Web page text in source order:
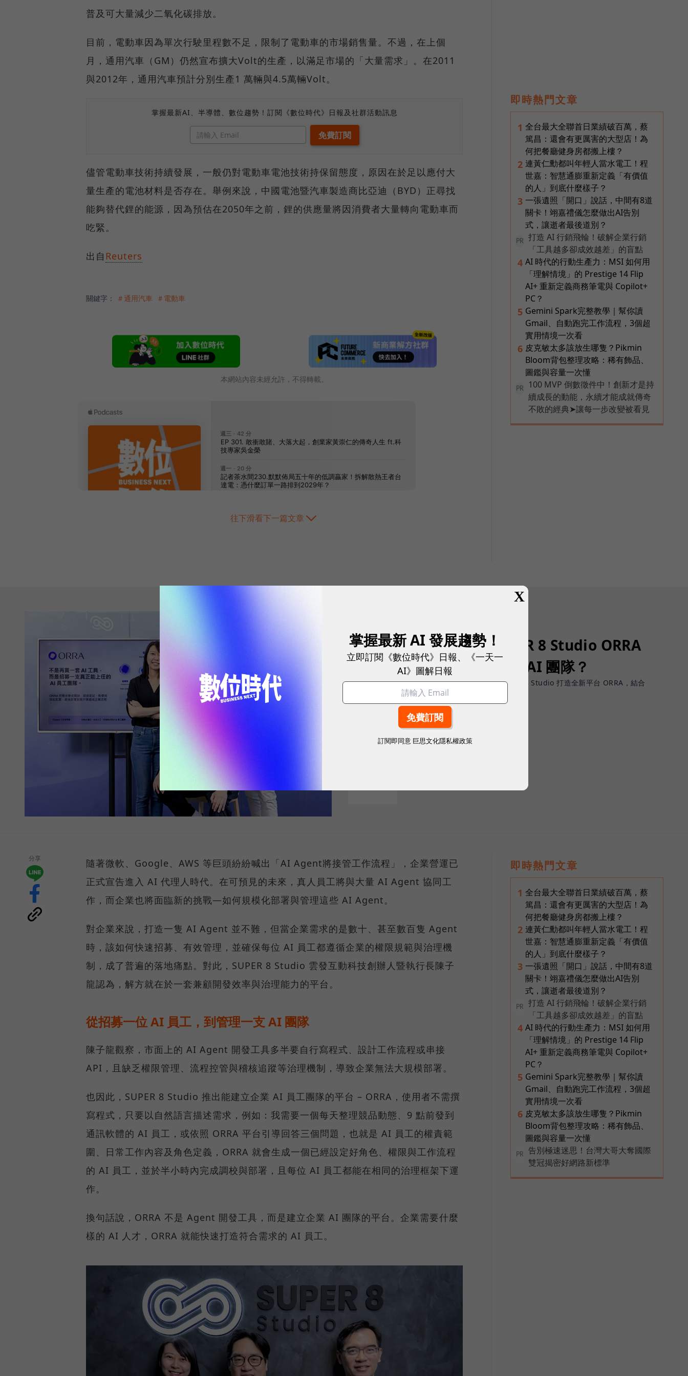
普及可大量減少二氧化碳排放。
目前，電動車因為單次行駛里程數不足，限制了電動車的市場銷售量。不過，在上個
月，通用汽車（GM）仍然宣布擴大Volt的生產，以滿足市場的「大量需求」。在2011
與2012年，通用汽車預計分別生產1 萬輛與4.5萬輛Volt。
掌握最新AI、半導體、數位趨勢！訂閱《數位時代》日報及社群活動訊息
儘管電動車技術持續發展，一般仍對電動車電池技術持保留態度，原因在於足以應付大
量生產的電池材料是否存在。舉例來說，中國電池暨汽車製造商比亞迪（BYD）正尋找
能夠替代鋰的能源，因為預估在2050年之前，鋰的供應量將因消費者大量轉向電動車而
吃緊。
出自 Reuters
關鍵字： ＃通用汽車 ＃電動車
本網站內容未經允許，不得轉載。
往下滑看下一篇文章
即時熱門文章
1 全台最大全聯首日業績破百萬，蔡
篤昌：還會有更厲害的大型店！為
何把餐廳健身房都搬上樓？
2 連黃仁勳都叫年輕人當水電工！程
世嘉：智慧通膨重新定義「有價值
的人」到底什麼樣子？
3 一張遺照「開口」說話，中間有8道
關卡！翊嘉禮儀怎麼做出AI告別
式，讓逝者最後道別？
PR
打造 AI 行銷飛輪！破解企業行銷
「工具越多卻成效越差」的盲點
4 AI 時代的行動生產力：MSI 如何用
「理解情境」的 Prestige 14 Flip
AI+ 重新定義商務筆電與 Copilot+
PC？
5 Gemini Spark完整教學｜幫你讀
Gmail、自動跑完工作流程，3個超
實用情境一次看
6 皮克敏太多該放生哪隻？Pikmin
Bloom背包整理攻略：稀有飾品、
圖鑑與容量一次懂
PR
100 MVP 倒數徵件中！創新才是持
續成長的動能，永續才能成就傳奇
不敗的經典➤讓每一步改變被看見
AI Agent 時代來了！SUPER 8 Studio ORRA
如何讓企業快速招募、治理 AI 團隊？
打造 AI Agent 不難，管理 AI 團隊才是挑戰，SUPER 8 Studio 打造全新平台 ORRA，結合
招募與治理的設計滿足企業需求。
分享
隨著微軟、Google、AWS 等巨頭紛紛喊出「AI Agent將接管工作流程」，企業營運已
正式宣告進入 AI 代理人時代。在可預見的未來，真人員工將與大量 AI Agent 協同工
作，而企業也將面臨新的挑戰—如何規模化部署與管理這些 AI Agent。
對企業來說，打造一隻 AI Agent 並不難，但當企業需求的是數十、甚至數百隻 Agent
時，該如何快速招募、有效管理，並確保每位 AI 員工都遵循企業的權限規範與治理機
制，成了普遍的落地痛點。對此，SUPER 8 Studio 雲發互動科技創辦人暨執行長陳子
龍認為，解方就在於一套兼顧開發效率與治理能力的平台。
從招募一位 AI 員工，到管理一支 AI 團隊
陳子龍觀察，市面上的 AI Agent 開發工具多半要自行寫程式、設計工作流程或串接
API，且缺乏權限管理、流程控管與稽核追蹤等治理機制，導致企業無法大規模部署。
也因此，SUPER 8 Studio 推出能建立企業 AI 員工團隊的平台 – ORRA，使用者不需撰
寫程式，只要以自然語言描述需求，例如：我需要一個每天整理競品動態、9 點前發到
通訊軟體的 AI 員工，或依照 ORRA 平台引導回答三個問題，也就是 AI 員工的權責範
圍、日常工作內容及角色定義，ORRA 就會生成一個已經設定好角色、權限與工作流程
的 AI 員工，並於半小時內完成調校與部署，且每位 AI 員工都能在相同的治理框架下運
作。
換句話說，ORRA 不是 Agent 開發工具，而是建立企業 AI 團隊的平台。企業需要什麼
樣的 AI 人才，ORRA 就能快速打造符合需求的 AI 員工。
即時熱門文章
1 全台最大全聯首日業績破百萬，蔡
篤昌：還會有更厲害的大型店！為
何把餐廳健身房都搬上樓？
2 連黃仁勳都叫年輕人當水電工！程
世嘉：智慧通膨重新定義「有價值
的人」到底什麼樣子？
3 一張遺照「開口」說話，中間有8道
關卡！翊嘉禮儀怎麼做出AI告別
式，讓逝者最後道別？
PR
打造 AI 行銷飛輪！破解企業行銷
「工具越多卻成效越差」的盲點
4 AI 時代的行動生產力：MSI 如何用
「理解情境」的 Prestige 14 Flip
AI+ 重新定義商務筆電與 Copilot+
PC？
5 Gemini Spark完整教學｜幫你讀
Gmail、自動跑完工作流程，3個超
實用情境一次看
6 皮克敏太多該放生哪隻？Pikmin
Bloom背包整理攻略：稀有飾品、
圖鑑與容量一次懂
PR
告別極速迷思！台灣大哥大奪國際
雙冠揭密好網路新標準
X
掌握最新 AI 發展趨勢！
立即訂閱《數位時代》日報、《一天一
AI》圖解日報
訂閱即同意 巨思文化隱私權政策